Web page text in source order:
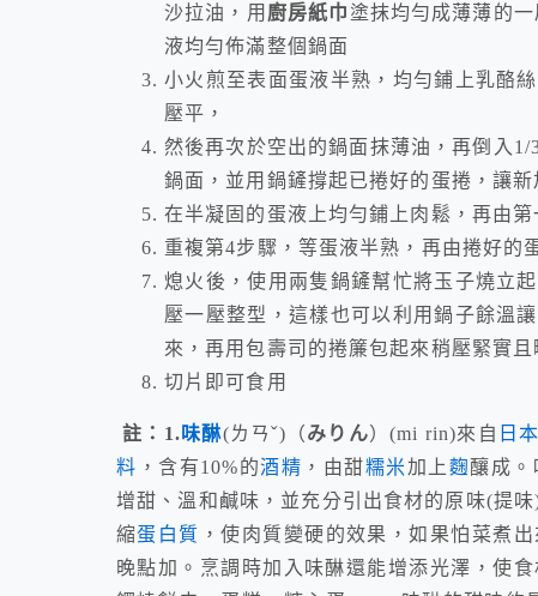
沙拉油，用 廚房紙巾 塗抹均勻成薄薄的
液均勻佈滿整個鍋面
小火煎至表面蛋液半熟，均勻鋪上乳酪
壓平，
然後再次於空出的鍋面抹薄油，再倒入
鍋面，並用鍋鏟撐起已捲好的蛋捲，讓
在半凝固的蛋液上均勻鋪上肉鬆，再由
重複第4步驟，等蛋液半熟，再由捲好的
熄火後，使用兩隻鍋鏟幫忙將玉子燒立
壓一壓整型，這樣也可以利用鍋子餘溫
來，再用包壽司的捲簾包起來稍壓緊實
切片即可食用
註：1. 味醂(ㄌㄢˇ)（みりん）(mi rin)來自 日本
料 ，含有10%的酒精 ，由甜糯米加上 麴釀成。
增甜、溫和鹹味，並充分引出食材的原味(提味
縮蛋白質 ，使肉質變硬的效果，如果怕菜煮
晚點加。烹調時加入味醂還能增添光澤，使